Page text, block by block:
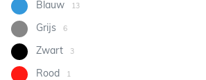
Blauw 13
Grijs 6
Zwart 3
Rood 1